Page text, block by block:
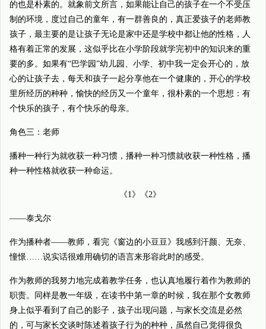
的也是朴素的。就象前文所言，如果能让自己的孩子在一个不受压
制的环境，度过自己的童年，有一群善良的，真正爱孩子的老师教
孩子，最主要的是让孩子无论是家中还是学校中都让他的性格，人
格有着正常的发展，这似乎比在小学阶段就学完初中的知识来的重
要的多。如果有“巴学园”幼儿园、小学、初中我一定会开心的，放
心的让孩子去，每天和孩子一起分享他在一个健康的，开心的学校
里所经历的种种，愉快的经历又一个童年，很朴素的一个思想：有
个快乐的孩子，有个快乐的母亲。
角色三：老师
播种一种行为就收获一种习惯，播种一种习惯就收获一种性格，播
种一种性格就收获一种命运。
《1》《2》
——泰戈尔
作为播种者——教师，看完《窗边的小豆豆》我感到汗颜、无奈、
憧憬……说实话很难用确切的语言来形容此时的感受。
作为教师的我努力地完成着教学任务，也认真地履行着作为教师的
职责。同样是教一年级，在读书中第一章的时候，我在那个女教师
身上似乎看到了自己的影子，孩子出现问题，与家长交流是必然
的，可与家长交谈时陈述着孩子行为的种种，虽然自己觉得很负